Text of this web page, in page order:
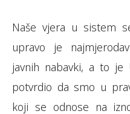
Naše vjera u sistem
upravo je
javnih nabavki, a to je
potvrdio da smo u
koji se odnose na